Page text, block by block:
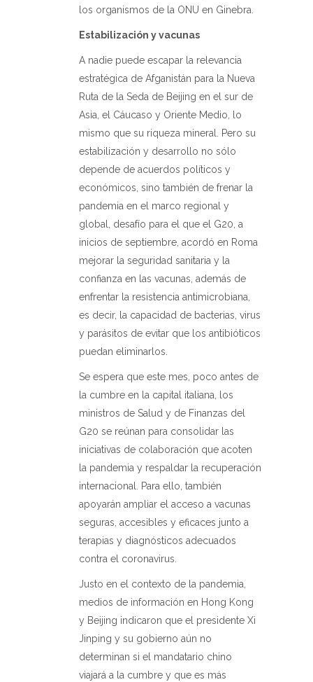
los organismos de la ONU en Ginebra.
Estabilización y vacunas
A nadie puede escapar la relevancia
estratégica de Afganistán para la Nueva
Ruta de la Seda de Beijing en el sur de
Asia, el Cáucaso y Oriente Medio, lo
mismo que su riqueza mineral. Pero su
estabilización y desarrollo no sólo
depende de acuerdos políticos y
económicos, sino también de frenar la
pandemia en el marco regional y
global, desafío para el que el G20, a
inicios de septiembre, acordó en Roma
mejorar la seguridad sanitaria y la
confianza en las vacunas, además de
enfrentar la resistencia antimicrobiana,
es decir, la capacidad de bacterias, virus
y parásitos de evitar que los antibióticos
puedan eliminarlos.
Se espera que este mes, poco antes de
la cumbre en la capital italiana, los
ministros de Salud y de Finanzas del
G20 se reúnan para consolidar las
iniciativas de colaboración que acoten
la pandemia y respaldar la recuperación
internacional. Para ello, también
apoyarán ampliar el acceso a vacunas
seguras, accesibles y eficaces junto a
terapias y diagnósticos adecuados
contra el coronavirus.
Justo en el contexto de la pandemia,
medios de información en Hong Kong
y Beijing indicaron que el presidente Xi
Jinping y su gobierno aún no
determinan si el mandatario chino
viajará a la cumbre y que es más